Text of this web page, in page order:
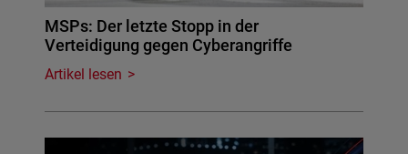
MSPs: Der letzte Stopp in der
Verteidigung gegen Cyberangriffe
Artikel lesen